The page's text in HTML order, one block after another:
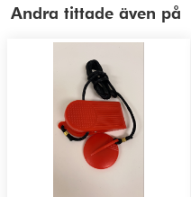
Andra tittade även på